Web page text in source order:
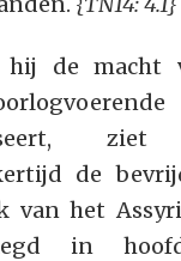
hij de macht
ziet
de
van het
in